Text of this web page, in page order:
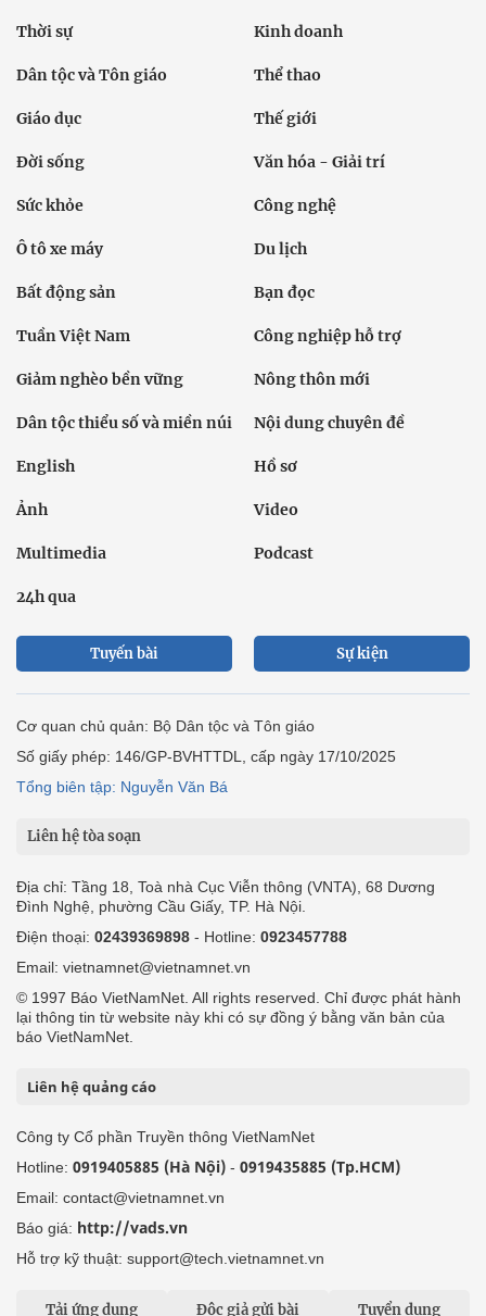
Thời sự Kinh doanh
Dân tộc và Tôn giáo Thể thao
Giáo dục Thế giới
Đời sống Văn hóa - Giải trí
Sức khỏe Công nghệ
Ô tô xe máy Du lịch
Bất động sản Bạn đọc
Tuần Việt Nam Công nghiệp hỗ trợ
Giảm nghèo bền vững Nông thôn mới
Dân tộc thiểu số và miền núi Nội dung chuyên đề
English Hồ sơ
Ảnh Video
Multimedia Podcast
24h qua
Tuyến bài Sự kiện
Cơ quan chủ quản: Bộ Dân tộc và Tôn giáo
Số giấy phép: 146/GP-BVHTTDL, cấp ngày 17/10/2025
Tổng biên tập: Nguyễn Văn Bá
Liên hệ tòa soạn
Địa chỉ: Tầng 18, Toà nhà Cục Viễn thông (VNTA), 68 Dương
Đình Nghệ, phường Cầu Giấy, TP. Hà Nội.
Điện thoại: 02439369898 - Hotline: 0923457788
Email: vietnamnet@vietnamnet.vn
© 1997 Báo VietNamNet. All rights reserved. Chỉ được phát hành
lại thông tin từ website này khi có sự đồng ý bằng văn bản của
báo VietNamNet.
Liên hệ quảng cáo
Công ty Cổ phần Truyền thông VietNamNet
Hotline: 0919405885 (Hà Nội) - 0919435885 (Tp.HCM)
Email: contact@vietnamnet.vn
Báo giá: http://vads.vn
Hỗ trợ kỹ thuật: support@tech.vietnamnet.vn
Tải ứng dụng Độc giả gửi bài Tuyển dụng